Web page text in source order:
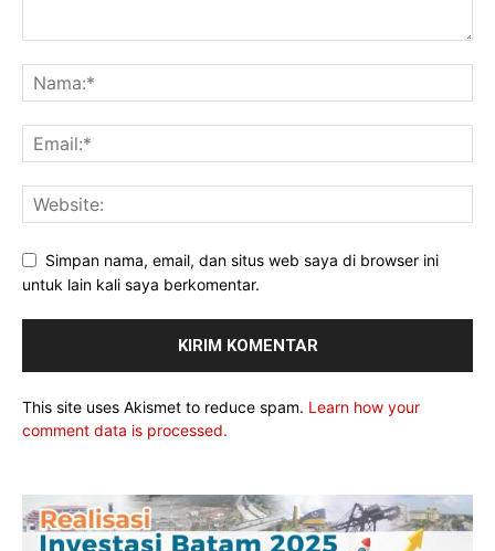
Simpan nama, email, dan situs web saya di browser ini
untuk lain kali saya berkomentar.
This site uses Akismet to reduce spam. Learn how your
comment data is processed.